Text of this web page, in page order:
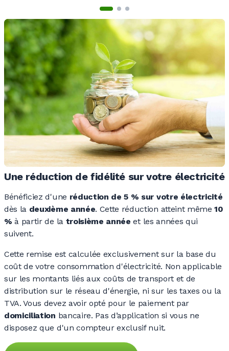
Une réduction de fidélité sur votre électricité
Bénéficiez d'une réduction de 5 % sur votre électricité
dès la deuxième année. Cette réduction atteint même10
% à partir de la troisième année et les années qui
suivent.
Cette remise est calculée exclusivement sur la base du
coût de votre consommation d'électricité. Non applicable
sur les montants liés aux coûts de transport et de
distribution sur le réseau d'énergie, ni sur les taxes ou la
TVA. Vous devez avoir opté pour le paiement par
domiciliation bancaire. Pas d’application si vous ne
disposez que d'un compteur exclusif nuit.